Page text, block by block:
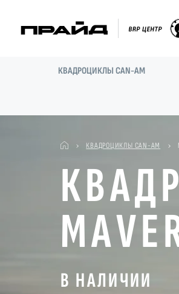
КВАДРОЦИКЛЫ CAN-AM
КВАДРОЦИКЛЫ CAN-AM
В НАЛИЧИИ